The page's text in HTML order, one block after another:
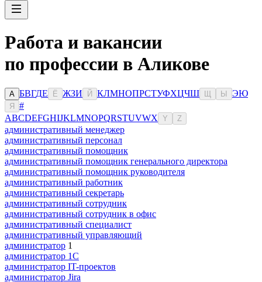
Работа и вакансии
по профессии в Аликове
А БВГДЕ Ё ЖЗИ Й КЛМНОПРСТУФХЦЧШ Ы ЭЮ
Я
#
ABCDEFGHIJKLMNOPQRSTUVWX Y Z
административный менеджер
административный персонал
административный помощник
административный помощник генерального директора
административный помощник руководителя
административный работник
административный секретарь
административный сотрудник
административный сотрудник в офис
административный специалист
административный управляющий
администратор 1
администратор 1С
администратор IT-проектов
администратор Jira